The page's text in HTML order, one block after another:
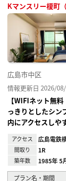
Kマンスリー榎町
広島市中区
情報更新日 2026/
【WIFIネット無
っきりとしたシ
内にアクセスしや
アクセス 広島電鉄
間取り 1R
築年数 1985年 5
プラン名・期間